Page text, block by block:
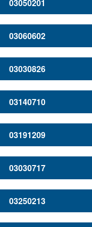
03050201
03060602
03030826
03140710
03191209
03030717
03250213